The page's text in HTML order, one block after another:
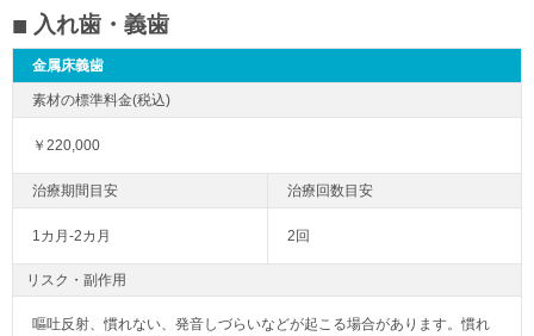
入れ歯・義歯
金属床義歯
￥220,000
1カ月-2カ月 2回
リスク・副作用
嘔吐反射、慣れない、発音しづらいなどが起こる場合があります。慣れ